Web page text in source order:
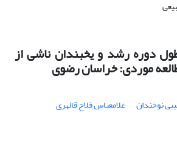
دوره رشد و یخبندان ناشی از
موردی: خراسان رضوی
نوخندان
غلامعباس فلاح قالهری